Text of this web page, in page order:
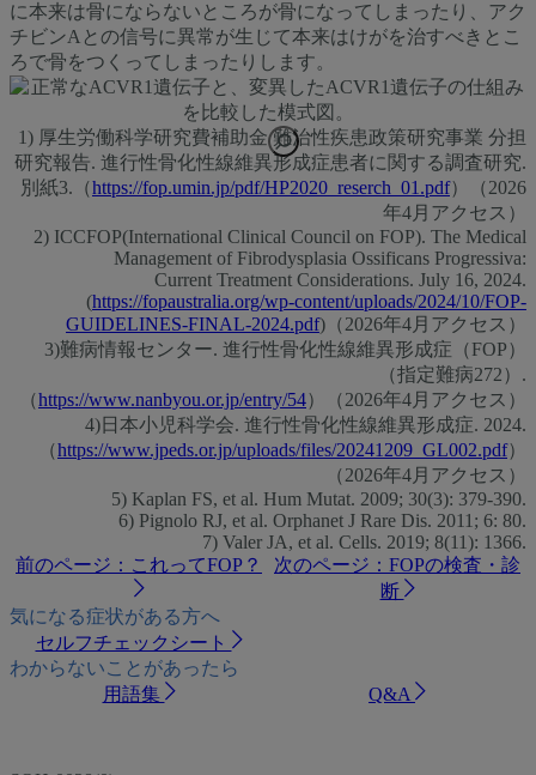
に本来は骨にならないところが骨になってしまったり、アク
チビンAとの信号に異常が生じて本来はけがを治すべきとこ
ろで骨をつくってしまったりします。
Enlarge
image
1) 厚生労働科学研究費補助金 難治性疾患政策研究事業 分担
研究報告. 進行性骨化性線維異形成症患者に関する調査研究.
別紙3.（https://fop.umin.jp/pdf/HP2020_reserch_01.pdf）（2026
年4月アクセス）
2) ICCFOP(International Clinical Council on FOP). The Medical
Management of Fibrodysplasia Ossificans Progressiva:
Current Treatment Considerations. July 16, 2024.
(https://fopaustralia.org/wp-content/uploads/2024/10/FOP-
GUIDELINES-FINAL-2024.pdf)（2026年4月アクセス）
3)難病情報センター. 進行性骨化性線維異形成症（FOP）
（指定難病272）.
（https://www.nanbyou.or.jp/entry/54）（2026年4月アクセス）
4)日本小児科学会. 進行性骨化性線維異形成症. 2024.
（https://www.jpeds.or.jp/uploads/files/20241209_GL002.pdf）
（2026年4月アクセス）
5) Kaplan FS, et al. Hum Mutat. 2009; 30(3): 379-390.
6) Pignolo RJ, et al. Orphanet J Rare Dis. 2011; 6: 80.
7) Valer JA, et al. Cells. 2019; 8(11): 1366.
前のページ：これってFOP？
次のページ：FOPの検査・診
断
気になる症状がある方へ
セルフチェックシート
わからないことがあったら
用語集
Q&A